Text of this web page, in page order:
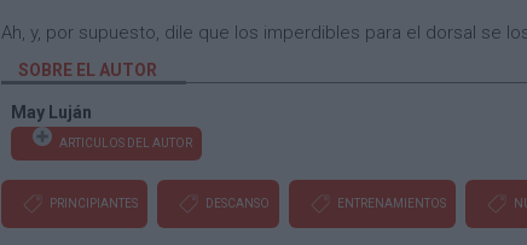
Ah, y, por supuesto, dile que los imperdibles para el dorsal se
SOBRE EL AUTOR
May Luján
ARTICULOS DEL AUTOR
PRINCIPIANTES DESCANSO ENTRENAMIENTOS